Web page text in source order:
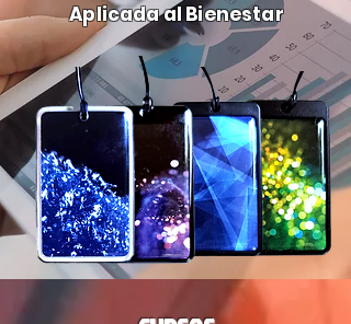
Aplicada al Bienestar